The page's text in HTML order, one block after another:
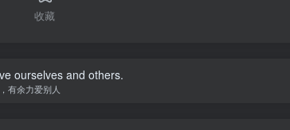
收藏
ourselves and others.
有余力爱别人